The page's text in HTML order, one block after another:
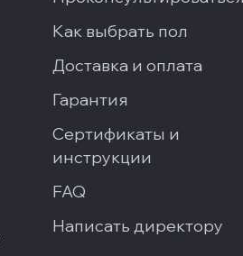
Как выбрать пол
Доставка и оплата
Гарантия
Сертификаты и
инструкции
FAQ
Написать директору